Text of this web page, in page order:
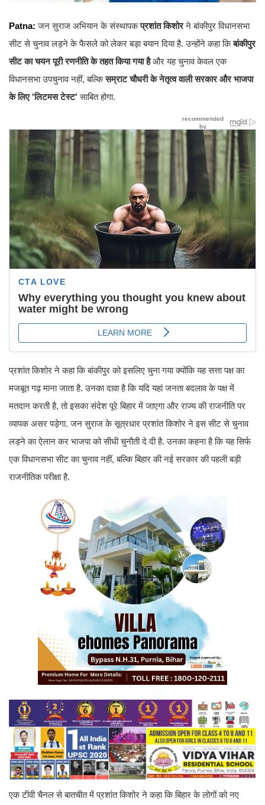
Patna: जन सुराज अभियान के संस्थापकप्रशांत किशोरने बांकीपुर विधानसभा
सीट से चुनाव लड़ने के फैसले को लेकर बड़ा बयान दिया है. उन्होंने कहा किबांकीपुर
सीट का चयन पूरी रणनीति के तहत किया गया हैऔर यह चुनाव केवल एक
विधानसभा उपचुनाव नहीं, बल्किसम्राट चौधरी के नेतृत्व वाली सरकार और भाजपा
के लिए 'लिटमस टेस्ट' साबित होगा.
प्रशांत किशोर ने कहा कि बांकीपुर को इसलिए चुना गया क्योंकि यह सत्ता पक्ष का
मजबूत गढ़ माना जाता है. उनका दावा है कि यदि यहां जनता बदलाव के पक्ष में
मतदान करती है, तो इसका संदेश पूरे बिहार में जाएगा और राज्य की राजनीति पर
व्यापक असर पड़ेगा. जन सुराज के सूत्रधार प्रशांत किशोर ने इस सीट से चुनाव
लड़ने का ऐलान कर भाजपा को सीधी चुनौती दे दी है. उनका कहना है कि यह सिर्फ
एक विधानसभा सीट का चुनाव नहीं, बल्कि बिहार की नई सरकार की पहली बड़ी
राजनीतिक परीक्षा है.
एक टीवी चैनल से बातचीत में प्रशांत किशोर ने कहा कि बिहार के लोगों को नए